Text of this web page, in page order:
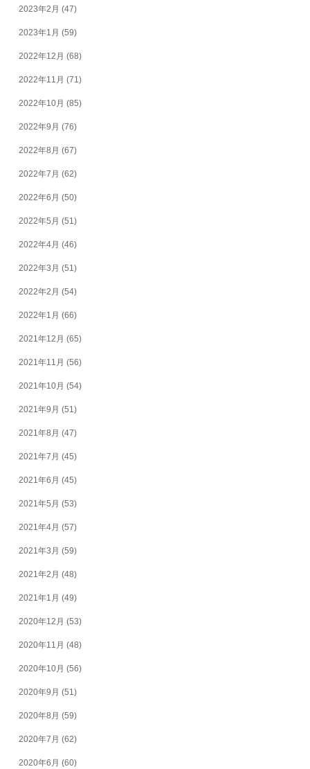
2023年2月 (47)
2023年1月 (59)
2022年12月 (68)
2022年11月 (71)
2022年10月 (85)
2022年9月 (76)
2022年8月 (67)
2022年7月 (62)
2022年6月 (50)
2022年5月 (51)
2022年4月 (46)
2022年3月 (51)
2022年2月 (54)
2022年1月 (66)
2021年12月 (65)
2021年11月 (56)
2021年10月 (54)
2021年9月 (51)
2021年8月 (47)
2021年7月 (45)
2021年6月 (45)
2021年5月 (53)
2021年4月 (57)
2021年3月 (59)
2021年2月 (48)
2021年1月 (49)
2020年12月 (53)
2020年11月 (48)
2020年10月 (56)
2020年9月 (51)
2020年8月 (59)
2020年7月 (62)
2020年6月 (60)